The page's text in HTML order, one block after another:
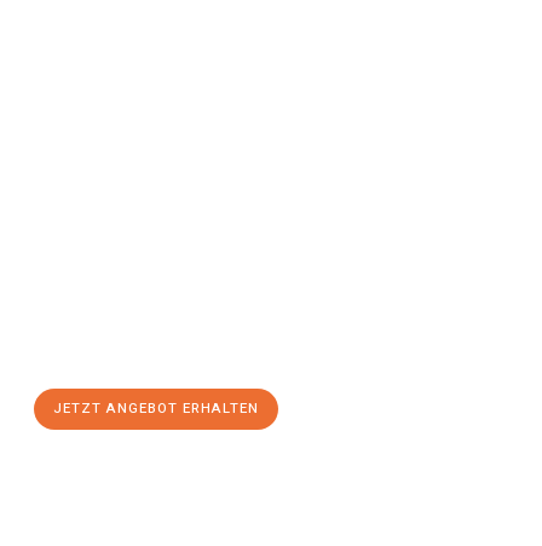
JETZT ANGEBOT ERHALTEN